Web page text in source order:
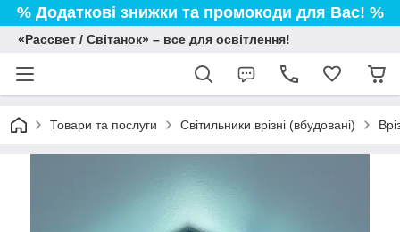
% Додаткові знижки та промокоди для Вас! %
«Рассвет / Світанок» – все для освітлення!
Товари та послуги Світильники врізні (вбудовані)